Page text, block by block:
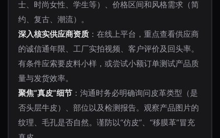
士、时尚女性、学生等）、价格区间和风格需求（简
约、复古、潮流）。
深入核实供应商资质 ：在线上平台，重点查看供应商
的诚信通年限、工厂实拍视频、客户评价及回头率。
有条件应索要皮料小样，或尝试小额订单测试产品质
量与发货效率。
聚焦“真皮”细节 ：沟通时务必明确询问皮革类型（是
否头层牛皮）、部位以及检测报告。观察产品图片的
纹理、毛孔是否自然。谨防以“仿皮”、“移膜革”冒充